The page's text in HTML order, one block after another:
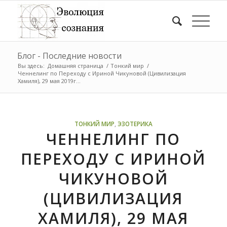
Блог - Последние новости
Вы здесь: Домашняя страница / Тонкий мир /
Ченнелинг по Переходу с Ириной Чикуновой (Цивилизация
Хамиля), 29 мая 2019г...
ТОНКИЙ МИР ЭЗОТЕРИКА
ЧЕННЕЛИНГ ПО
ПЕРЕХОДУ С ИРИНОЙ
ЧИКУНОВОЙ
(ЦИВИЛИЗАЦИЯ
ХАМИЛЯ), 29 МАЯ